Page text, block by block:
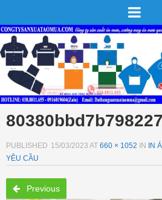
PUBLISHED 15/03/2023 AT 660 × 1052 IN IN
YÊU CẦU
Previous